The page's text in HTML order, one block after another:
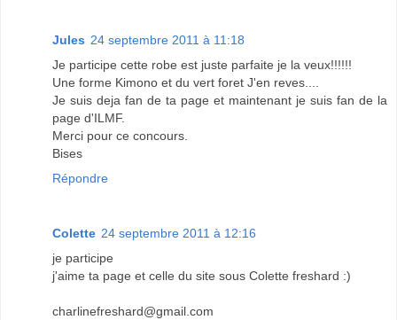
Jules 24 septembre 2011 à 11:18
Je participe cette robe est juste parfaite je la veux!!!!!!
Une forme Kimono et du vert foret J'en reves....
Je suis deja fan de ta page et maintenant je suis fan de la
page d'ILMF.
Merci pour ce concours.
Bises
Répondre
Colette 24 septembre 2011 à 12:16
je participe
j'aime ta page et celle du site sous Colette freshard :)
charlinefreshard@gmail.com